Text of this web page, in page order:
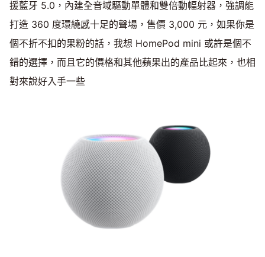
援藍牙 5.0，內建全音域驅動單體和雙倍動幅射器，強調能
打造 360 度環繞感十足的聲場，售價 3,000 元，如果你是
個不折不扣的果粉的話，我想 HomePod mini 或許是個不
錯的選擇，而且它的價格和其他蘋果出的產品比起來，也相
對來說好入手一些